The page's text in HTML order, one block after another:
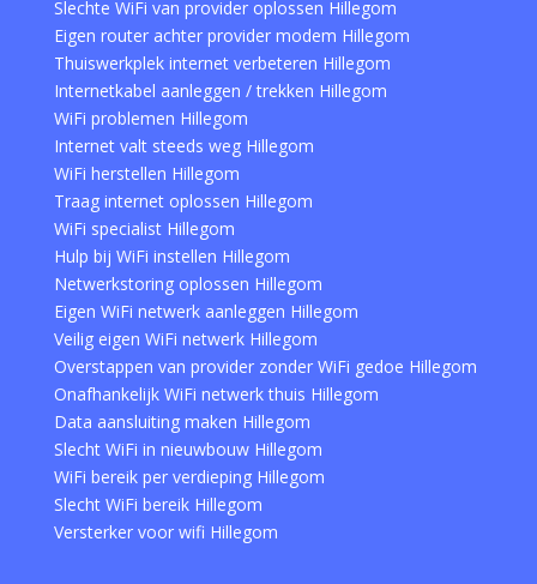
Slechte WiFi van provider oplossen Hillegom
Eigen router achter provider modem Hillegom
Thuiswerkplek internet verbeteren Hillegom
Internetkabel aanleggen / trekken Hillegom
WiFi problemen Hillegom
Internet valt steeds weg Hillegom
WiFi herstellen Hillegom
Traag internet oplossen Hillegom
WiFi specialist Hillegom
Hulp bij WiFi instellen Hillegom
Netwerkstoring oplossen Hillegom
Eigen WiFi netwerk aanleggen Hillegom
Veilig eigen WiFi netwerk Hillegom
Overstappen van provider zonder WiFi gedoe Hillegom
Onafhankelijk WiFi netwerk thuis Hillegom
Data aansluiting maken Hillegom
Slecht WiFi in nieuwbouw Hillegom
WiFi bereik per verdieping Hillegom
Slecht WiFi bereik Hillegom
Versterker voor wifi Hillegom